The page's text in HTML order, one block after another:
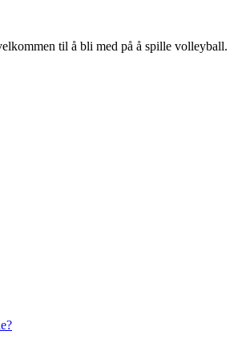
til å bli med på å spille volleyball.